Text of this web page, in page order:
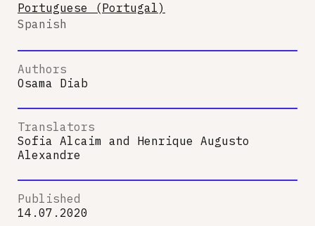
Portuguese (Portugal)
Spanish
Authors
Osama Diab
Translators
Sofia Alcaim and Henrique Augusto
Alexandre
Published
14.07.2020